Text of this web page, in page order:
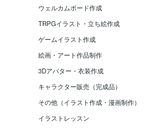
ウェルカムボード作成
TRPGイラスト・立ち絵作成
ゲームイラスト作成
絵画・アート作品制作
3Dアバター・衣装作成
キャラクター販売（完成品）
その他（イラスト作成・漫画制作）
イラストレッスン